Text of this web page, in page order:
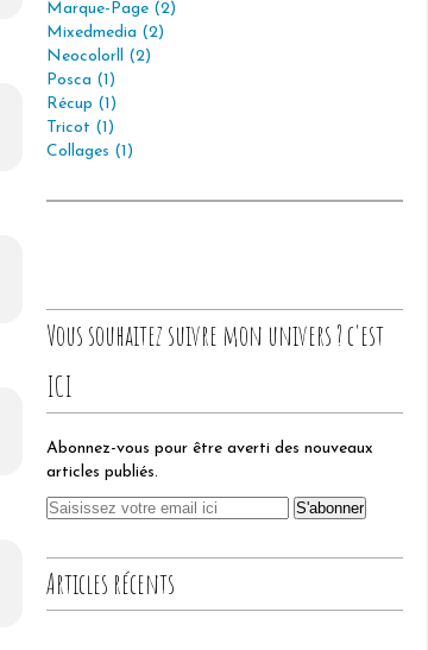
Marque-Page (2)
Mixedmedia (2)
Neocolorll (2)
Posca (1)
Récup (1)
Tricot (1)
Collages (1)
Vous souhaitez suivre mon univers ? c'est
ICI
Abonnez-vous pour être averti des nouveaux
articles publiés.
Articles récents